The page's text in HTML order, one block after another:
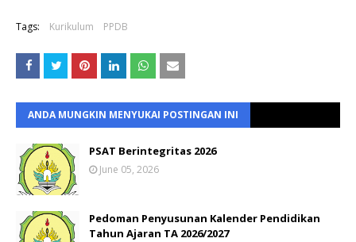
Tags: Kurikulum PPDB
ANDA MUNGKIN MENYUKAI POSTINGAN INI
PSAT Berintegritas 2026
June 05, 2026
Pedoman Penyusunan Kalender Pendidikan
Tahun Ajaran TA 2026/2027